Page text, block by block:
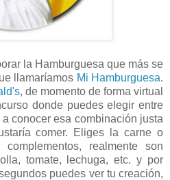
la Hamburguesa que más se
llamaríamos Mi Hamburguesa.
, de momento de forma virtual
donde puedes elegir entre
conocer esa combinación justa
comer. Eliges la carne o
realmente son
tomate, lechuga, etc. y por
puedes ver tu creación,